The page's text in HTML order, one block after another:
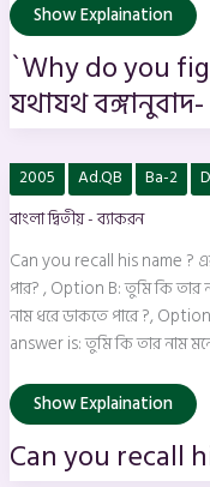
Show Explaination
`Why do you
যথাযথ বঙ্গানুবাদ-
2005 Ad.QB Ba-2
বাংলা দ্বিতীয় - ব্যাকরন
Can you recall his name ?
পার? , Option B: তুমি কি তার
নাম ধরে ডাকতে পারে ?,
answer is: তুমি কি তার নাম
Can
you
recall
his
?
এর
বঙ্গানুবাদ
Show Explaination
Can you recall